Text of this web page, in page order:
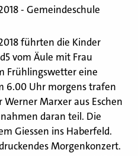
- Gemeindeschule
führten die Kinder
vom Äule mit Frau
Frühlingswetter eine
6.00 Uhr morgens trafen
Marxer aus Eschen
daran teil. Die
Giessen ins Haberfeld.
Morgenkonzert.